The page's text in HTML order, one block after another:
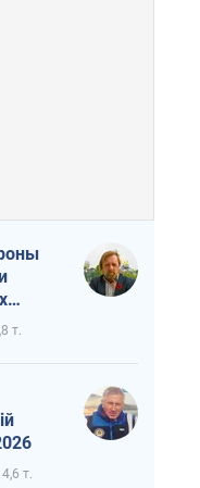
т.
4,6 т.